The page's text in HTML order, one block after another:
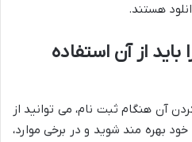
هستند.
از آن استفاده
آن هنگام ثبت نام، می توانید از
بهره مند شوید و در برخی موارد،